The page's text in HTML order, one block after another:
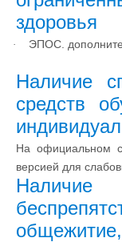
здоровья
· ЭПОС.
Наличие
средств
На официальном
версией для